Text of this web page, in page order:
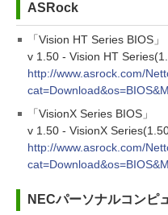
ASRock
「Vision HT Series BIOS」
v 1.50 - Vision HT
http://www.asrock.com/
「VisionX Series BIOS」
v 1.50 - VisionX
http://www.asrock.com/
NECパーソナルコンピ